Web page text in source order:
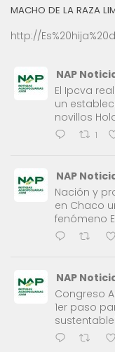
MACHO DE LA RAZA
http://
NAP
El Ipcva
un
novillos
1
NAP
Nación y
en Chaco
fenómeno
NAP
Congreso
1er paso
sustentable'